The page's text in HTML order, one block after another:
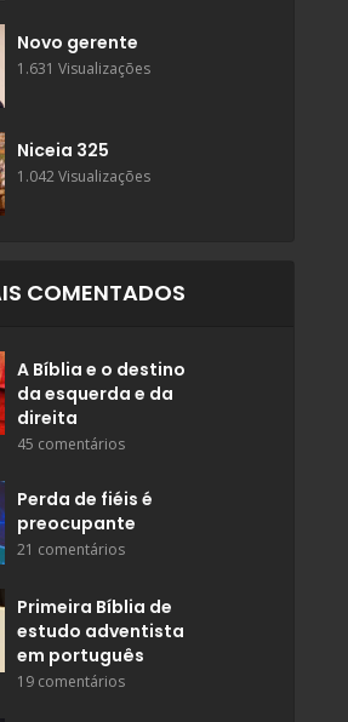
Novo gerente
1.631 Visualizações
Niceia 325
1.042 Visualizações
COMENTADOS
A Bíblia e o destino
da esquerda e da
direita
45 comentários
Perda de fiéis é
preocupante
21 comentários
Primeira Bíblia de
estudo adventista
em português
19 comentários